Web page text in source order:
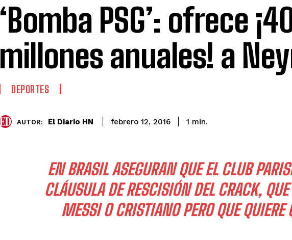
‘Bomba PSG’: ofrece
millones anuales! a
DEPORTES
AUTOR: El Diario HN febrero 12, 2016 1 min.
EN BRASIL ASEGURAN QUE EL CLUB
CLÁUSULA DE RESCISIÓN DEL CRACK,
MESSI O CRISTIANO PERO QUE QUIERE